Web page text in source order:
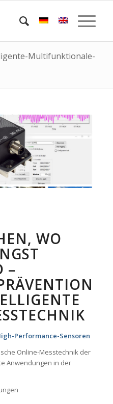
Multifunktionale-
WO
–
Performance-Sensoren
Online-Messtechnik der
Anwendungen in der